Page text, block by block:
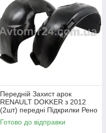
Передній Захист арок
RENAULT DOKKER з 2012
(2шт) передні Підкрилки Рено
Доккер пара передніх
Готово до відправки